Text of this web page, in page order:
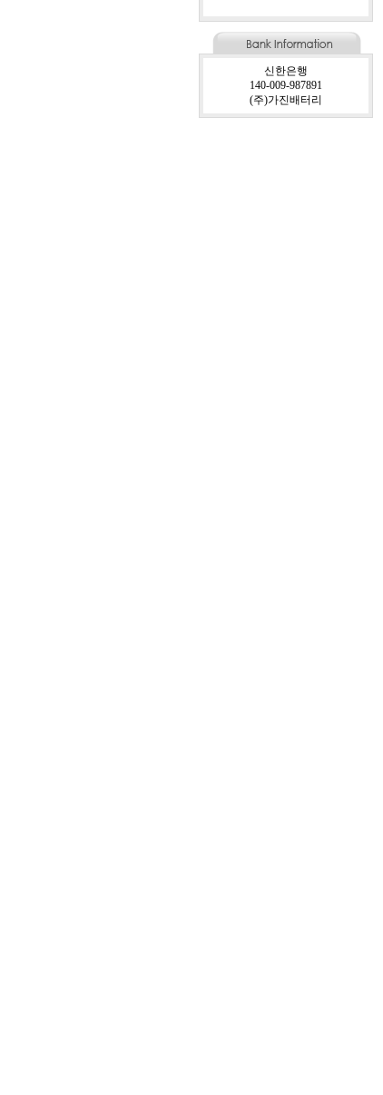
신한은행
140-009-987891
(주)가진배터리